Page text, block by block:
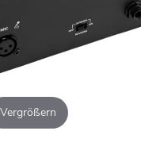
Vergrößern